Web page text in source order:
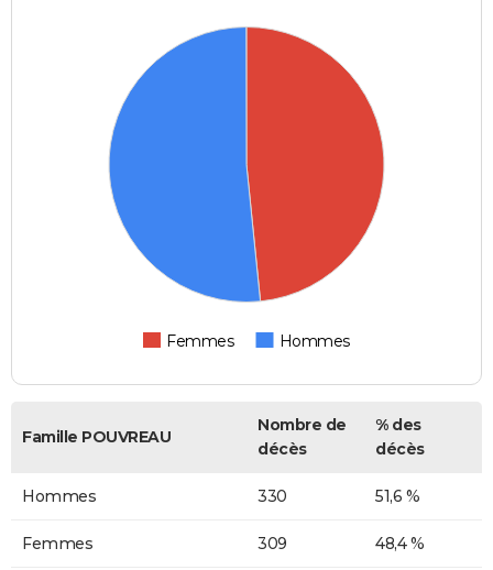
Femmes Hommes
Famille POUVREAU
Nombre de
décès
% des
décès
Hommes 330 51,6 %
Femmes 309 48,4 %